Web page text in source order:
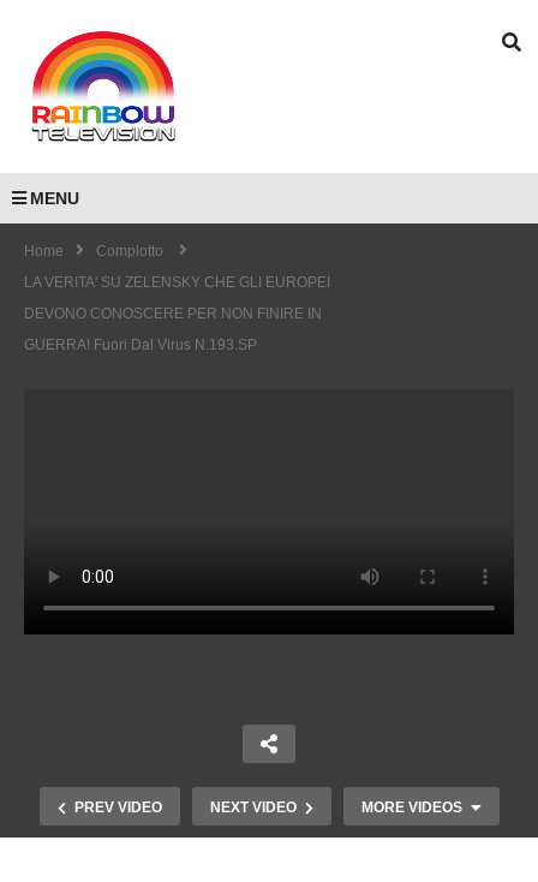
MENU
Home
Complotto
LA VERITA' SU ZELENSKY CHE GLI EUROPEI
DEVONO CONOSCERE PER NON FINIRE IN
GUERRA! Fuori Dal Virus N.193.SP
PREV VIDEO NEXT VIDEO MORE VIDEOS